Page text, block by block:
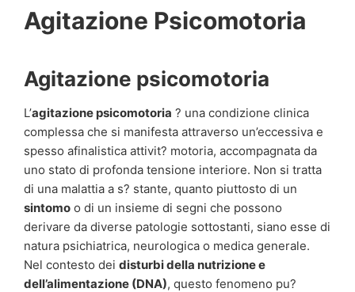
Agitazione Psicomotoria
Agitazione psicomotoria
L’agitazione psicomotoria ? una condizione clinica
complessa che si manifesta attraverso un’eccessiva e
spesso afinalistica attivit? motoria, accompagnata da
uno stato di profonda tensione interiore. Non si tratta
di una malattia a s? stante, quanto piuttosto di un
sintomo o di un insieme di segni che possono
derivare da diverse patologie sottostanti, siano esse di
natura psichiatrica, neurologica o medica generale.
Nel contesto dei disturbi della nutrizione e
dell’alimentazione (DNA), questo fenomeno pu?